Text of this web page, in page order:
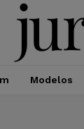
Modelos